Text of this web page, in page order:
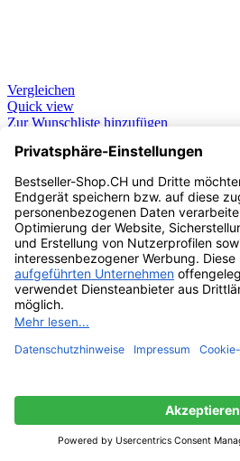
Vergleichen
Quick view
Zur Wunschliste hinzufügen
Deko, Sporgo, Pampasgras
Ausverkauft